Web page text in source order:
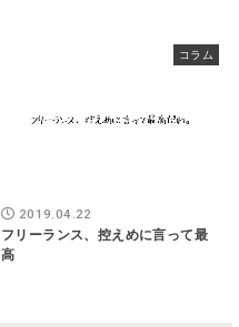
コラム
2019.04.22
フリーランス、控えめに言って最
高